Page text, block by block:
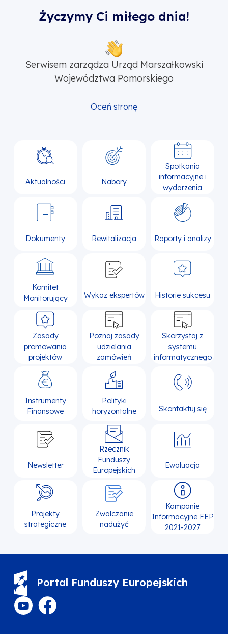
Życzymy Ci miłego dnia!
Serwisem zarządza Urząd Marszałkowski
Województwa Pomorskiego
Oceń stronę
Aktualności Nabory
Spotkania
informacyjne i
wydarzenia
Dokumenty Rewitalizacja Raporty i analizy
Komitet
Monitorujący
Wykaz ekspertów Historie sukcesu
Zasady
promowania
projektów
Poznaj zasady
udzielania
zamówień
Skorzystaj z
systemu
informatycznego
Instrumenty
Finansowe
Polityki
horyzontalne
Skontaktuj się
Newsletter
Rzecznik
Funduszy
Europejskich
Ewaluacja
Projekty
strategiczne
Zwalczanie
nadużyć
Kampanie
Informacyjne FEP
2021-2027
Portal Funduszy Europejskich